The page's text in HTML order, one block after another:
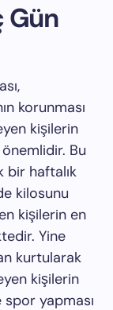
Gün
korunması
kişilerin
Bu
bir haftalık
kilosunu
kişilerin en
Yine
kurtularak
kişilerin
yapması